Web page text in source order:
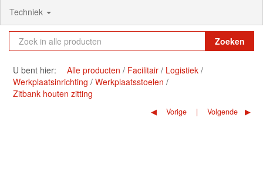
Techniek
Zoeken
U bent hier: Alle producten Facilitair
Logistiek
Werkplaatsinrichting
Werkplaatsstoelen
Zitbank houten zitting
Vorige Volgende